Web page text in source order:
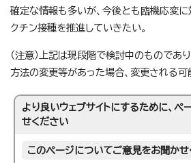
確定な情報も多いが、今後とも臨機応変に
クチン接種を推進していきたい。
（注意）上記は現段階で検討中のものであ
方法の変更等があった場合、変更される可
より良いウェブサイトにするために、
せください
このページについてご意見をお聞かせ